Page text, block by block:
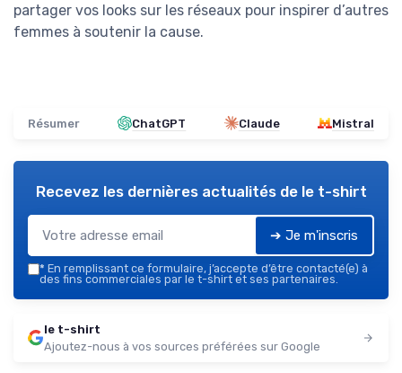
partager vos looks sur les réseaux pour inspirer d’autres
femmes à soutenir la cause.
Résumer ChatGPT Claude Mistral
Recevez les dernières actualités de le t-shirt
➔ Je m'inscris
* En remplissant ce formulaire, j’accepte d’être contacté(e) à
des fins commerciales par le t-shirt et ses partenaires.
le t-shirt
Ajoutez-nous à vos sources préférées sur Google